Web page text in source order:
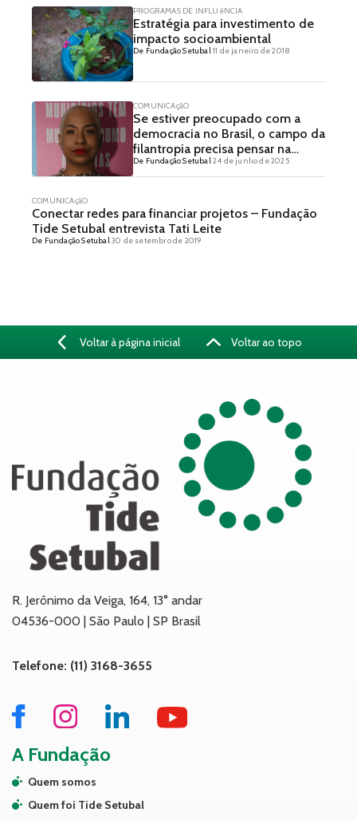
PROGRAMAS DE INFLUêNCIA
Estratégia para investimento de
impacto socioambiental
De Fundação Setubal11 de janeiro de 2018
COMUNICAçãO
Se estiver preocupado com a
democracia no Brasil, o campo da
filantropia precisa pensar na
questão dos direitos políticos –
Entrevista com Laura Astrolabio
De Fundação Setubal24 de junho de 2025
COMUNICAçãO
Conectar redes para financiar projetos – Fundação
Tide Setubal entrevista Tati Leite
De Fundação Setubal30 de setembro de 2019
Voltar à página inicial Voltar ao topo
R. Jerônimo da Veiga, 164, 13° andar
04536-000 | São Paulo | SP Brasil
Telefone: (11) 3168-3655
A Fundação
Quem somos
Quem foi Tide Setubal